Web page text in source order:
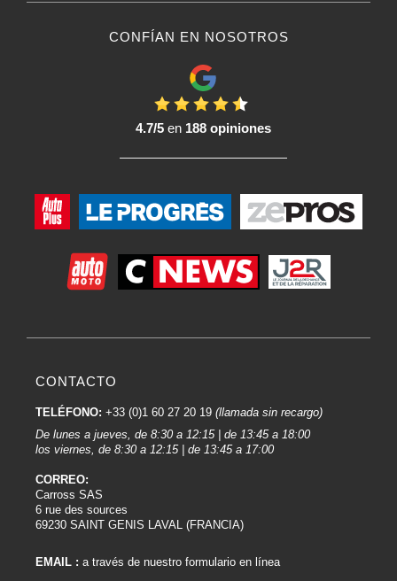
CONFÍAN EN NOSOTROS
4.7/5en 188 opiniones
CONTACTO
TELÉFONO: +33 (0)1 60 27 20 19 (llamada sin recargo)
De lunes a jueves, de 8:30 a 12:15 | de 13:45 a 18:00
los viernes, de 8:30 a 12:15 | de 13:45 a 17:00
CORREO:
Carross SAS
6 rue des sources
69230 SAINT GENIS LAVAL (FRANCIA)
EMAIL : a través de nuestro formulario en línea